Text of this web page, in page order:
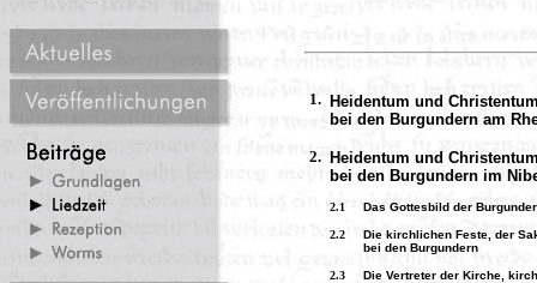
1. Heidentum und
bei den Burgundern am
2. Heidentum und
bei den Burgundern im
2.1 Das Gottesbild der
2.2
Die kirchlichen Feste, der
bei den Burgundern
2.3 Die Vertreter der Kirche,